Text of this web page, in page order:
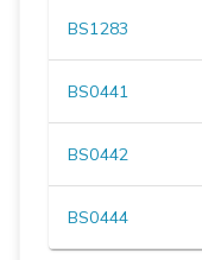
BS1283
BS0441
BS0442
BS0444